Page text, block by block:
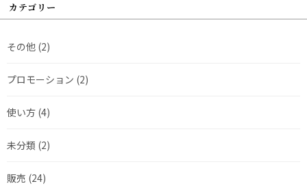
カテゴリー
その他 (2)
プロモーション (2)
使い方 (4)
未分類 (2)
販売 (24)